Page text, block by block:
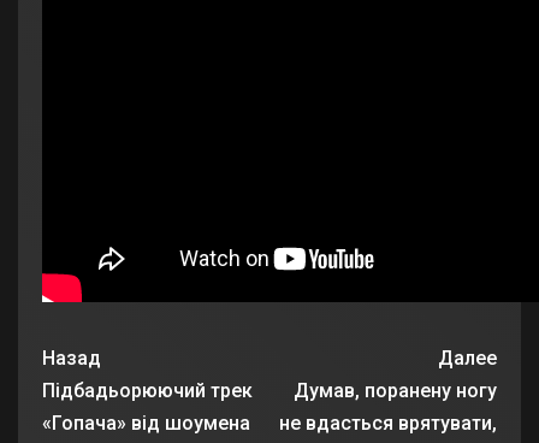
Назад
Підбадьорюючий трек
«Гопача» від шоумена
Далее
Думав, поранену ногу
не вдасться врятувати,